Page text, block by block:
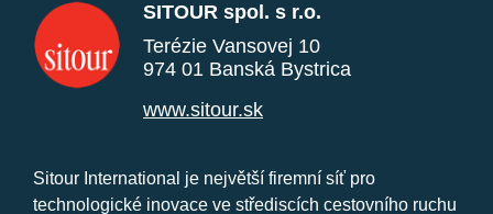
SITOUR spol. s r.o.
Terézie Vansovej 10
974 01 Banská Bystrica
www.sitour.sk
Sitour International je největší firemní síť pro
technologické inovace ve střediscích cestovního ruchu